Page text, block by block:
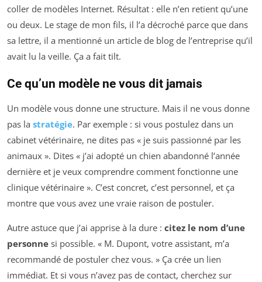
coller de modèles Internet. Résultat : elle n’en retient qu’une
ou deux. Le stage de mon fils, il l’a décroché parce que dans
sa lettre, il a mentionné un article de blog de l’entreprise qu’il
avait lu la veille. Ça a fait tilt.
Ce qu’un modèle ne vous dit jamais
Un modèle vous donne une structure. Mais il ne vous donne
pas la stratégie. Par exemple : si vous postulez dans un
cabinet vétérinaire, ne dites pas « je suis passionné par les
animaux ». Dites « j’ai adopté un chien abandonné l’année
dernière et je veux comprendre comment fonctionne une
clinique vétérinaire ». C’est concret, c’est personnel, et ça
montre que vous avez une vraie raison de postuler.
Autre astuce que j’ai apprise à la dure : citez le nom d’une
personne si possible. « M. Dupont, votre assistant, m’a
recommandé de postuler chez vous. » Ça crée un lien
immédiat. Et si vous n’avez pas de contact, cherchez sur